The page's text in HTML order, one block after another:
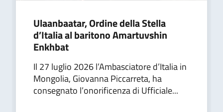
Ulaanbaatar, Ordine della Stella
d’Italia al baritono Amartuvshin
Enkhbat
Il 27 luglio 2026 l’Ambasciatore d’Italia in
Mongolia, Giovanna Piccarreta, ha
consegnato l’onorificenza di Ufficiale...